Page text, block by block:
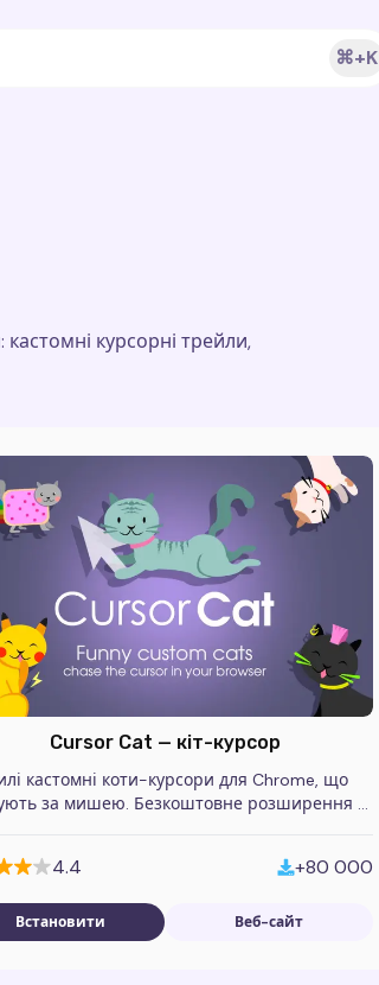
⌘+K
курсорні трейли,
Cursor Cat — кіт-курсор
кастомні коти-курсори для Chrome, що
за мишею. Безкоштовне розширення з
4.4 +80 000
Встановити Веб-сайт